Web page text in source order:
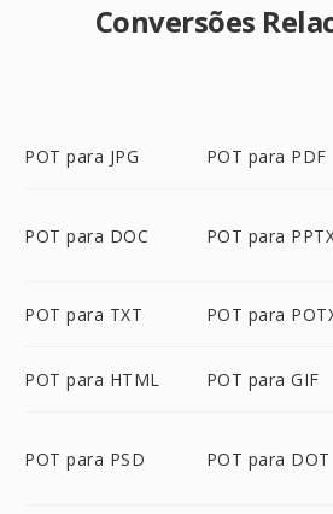
Conversões
POT para JPG POT para PDF
POT para DOC POT para
POT para TXT POT para
POT para HTML POT para GIF
POT para PSD POT para DOT